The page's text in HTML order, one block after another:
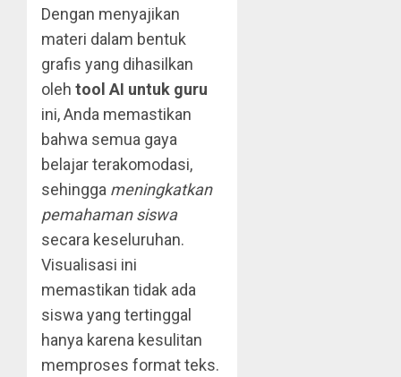
Dengan menyajikan
materi dalam bentuk
grafis yang dihasilkan
oleh tool AI untuk guru
ini, Anda memastikan
bahwa semua gaya
belajar terakomodasi,
sehingga meningkatkan
pemahaman siswa
secara keseluruhan.
Visualisasi ini
memastikan tidak ada
siswa yang tertinggal
hanya karena kesulitan
memproses format teks.